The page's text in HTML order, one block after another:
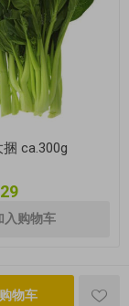
ca.300g
物车